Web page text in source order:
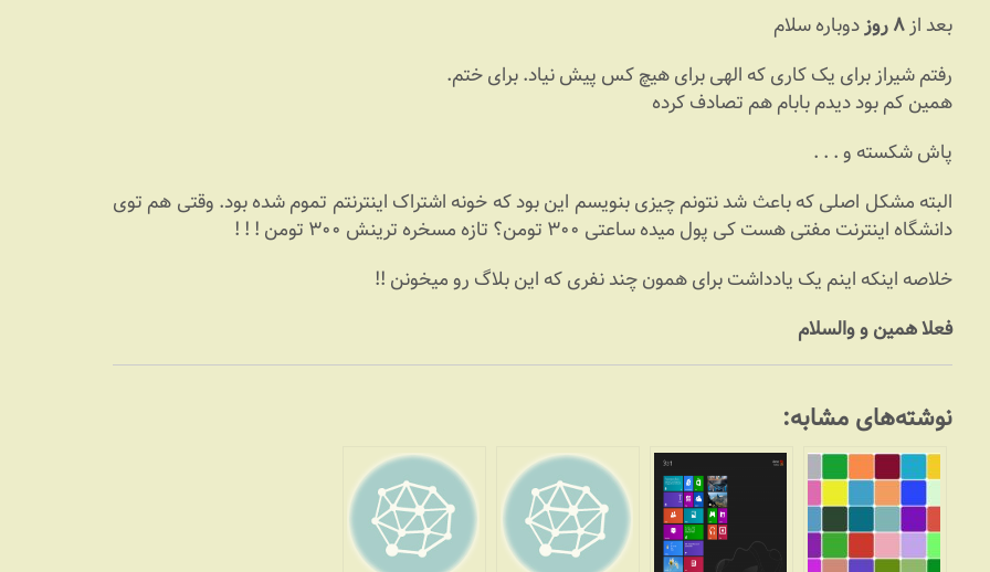
بعد از۸ روز
دوباره سلام
رفتم شیراز برای یک کاری که الهی برای هیچ کس پیش نیاد. برای ختم.
همین کم بود دیدم بابام هم تصادف کرده
پاش شکسته و . . .
البته مشکل اصلی که باعث شد نتونم چیزی بنویسم این بود که خونه اشتراک اینترنتم تموم شده بود. وقتی هم توی
دانشگاه اینترنت مفتی هست کی پول میده ساعتی ۳۰۰ تومن؟ تازه مسخره ترینش ۳۰۰ تومن ! ! !
خلاصه اینکه اینم یک یادداشت برای همون چند نفری که این بلاگ رو میخونن !!
فعلا همین و والسلام
نوشته‌های مشابه: